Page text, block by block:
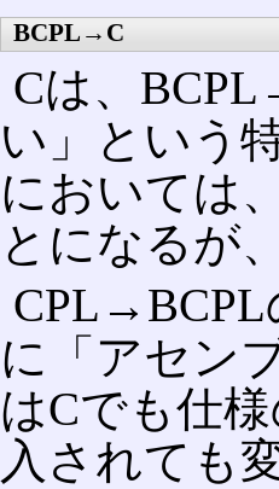
BCPL→C
Cは、
い」という
においては
とになるが
CPL→BCPL
に「アセン
はCでも仕
入されても